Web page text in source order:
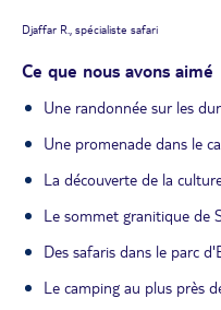
Djaffar R., spécialiste safari
Ce que nous avons aimé
Une randonnée sur les
Une promenade dans le
La découverte de la
Le sommet granitique de
Des safaris dans le parc
Le camping au plus près